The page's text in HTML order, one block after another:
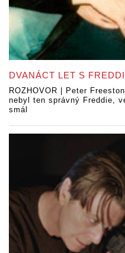
DVANÁCT LET S
ROZHOVOR | Peter
nebyl ten správný Freddie,
smál